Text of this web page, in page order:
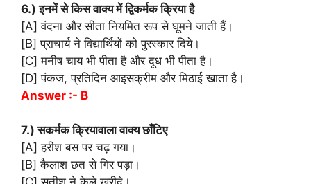
6.) इनमें से किस वाक्य में द्विकर्मक क्रिया है
[A] वंदना और सीता नियमित रूप से घूमने जाती हैं।
[B] प्राचार्य ने विद्यार्थियों को पुरस्कार दिये।
[C] मनीष चाय भी पीता है और दूध भी पीता है।
[D] पंकज, प्रतिदिन आइसक्रीम और मिठाई खाता है।
Answer :- B
7.) सकर्मक क्रियावाला वाक्य छाँटिए
[A] हरीश बस पर चढ़ गया।
[B] कैलाश छत से गिर पड़ा।